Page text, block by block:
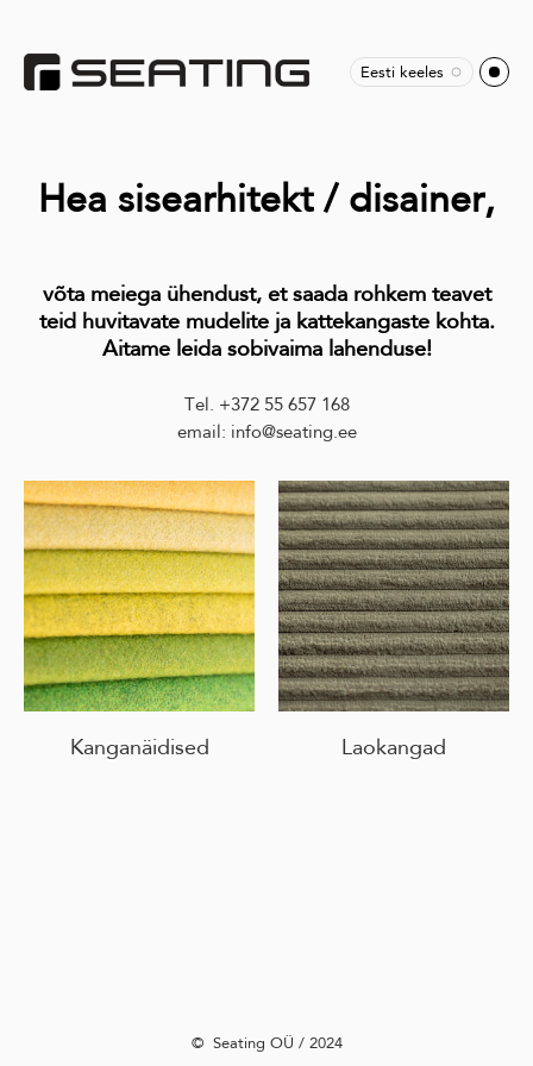
Eesti keeles
Hea sisearhitekt / disainer,
võta meiega ühendust, et saada rohkem teavet
teid huvitavate mudelite ja kattekangaste kohta.
Aitame leida sobivaima lahenduse!
Tel. +372 55 657 168
email: info@seating.ee
Kanganäidised Laokangad
©️ Seating OÜ / 2024